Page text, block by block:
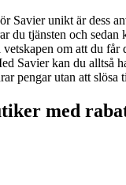
Savier unikt är dess
du tjänsten och sedan
om att du får
Savier kan du alltså
pengar utan att slösa
med